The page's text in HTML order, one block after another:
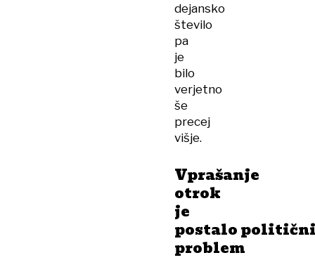
dejansko
število
pa
je
bilo
verjetno
še
precej
višje.
Vprašanje
otrok
je
postalo
problem